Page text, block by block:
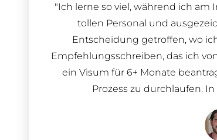
"Ich lerne so viel, während ich
tollen Personal und
Entscheidung getroffen, wo
Empfehlungsschreiben, das ich
ein Visum für 6+ Monate
Prozess zu durchlaufen.